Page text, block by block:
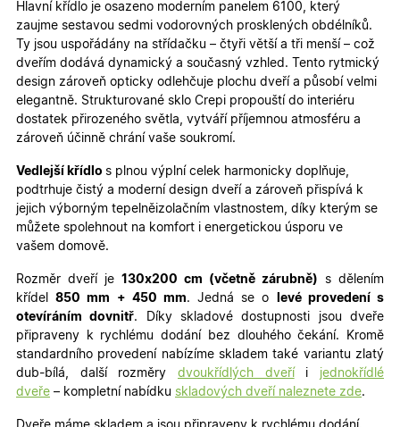
Hlavní křídlo je osazeno moderním panelem 6100, který
zaujme sestavou sedmi vodorovných prosklených obdélníků.
Ty jsou uspořádány na střídačku – čtyři větší a tři menší – což
dveřím dodává dynamický a současný vzhled. Tento rytmický
design zároveň opticky odlehčuje plochu dveří a působí velmi
elegantně. Strukturované sklo Crepi propouští do interiéru
dostatek přirozeného světla, vytváří příjemnou atmosféru a
zároveň účinně chrání vaše soukromí.
Vedlejší křídlo s plnou výplní celek harmonicky doplňuje,
podtrhuje čistý a moderní design dveří a zároveň přispívá k
jejich výborným tepelněizolačním vlastnostem, díky kterým se
můžete spolehnout na komfort i energetickou úsporu ve
vašem domově.
Rozměr dveří je 130x200 cm (včetně zárubně) s dělením
křídel850 mm + 450 mm. Jedná se o
levé provedení s
otevíráním dovnitř. Díky skladové dostupnosti jsou dveře
připraveny k rychlému dodání bez dlouhého čekání. Kromě
standardního provedení nabízíme skladem také variantu zlatý
dub-bílá, další rozměry dvoukřídlých dveříi jednokřídlé
dveře – kompletní nabídku skladových dveří naleznete zde.